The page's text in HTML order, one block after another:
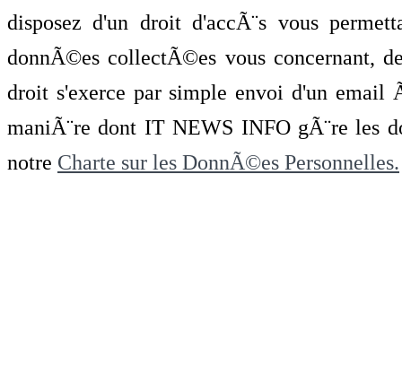
disposez d'un droit d'accÃ¨s vous
donnÃ©es collectÃ©es vous concernant,
droit s'exerce par simple envoi d'un
maniÃ¨re dont IT NEWS INFO gÃ¨re les
notre Charte sur les DonnÃ©es Personnelles.